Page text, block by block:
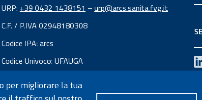
URP: +39 0432 1438151 – urp@arcs.sanita.fvg.it
C.F. / P.IVA 02948180308
Codice IPA: arcs
Codice Univoco: UFAUGA
legali Cookie policy Mappa del sito Social media
per migliorare la tua